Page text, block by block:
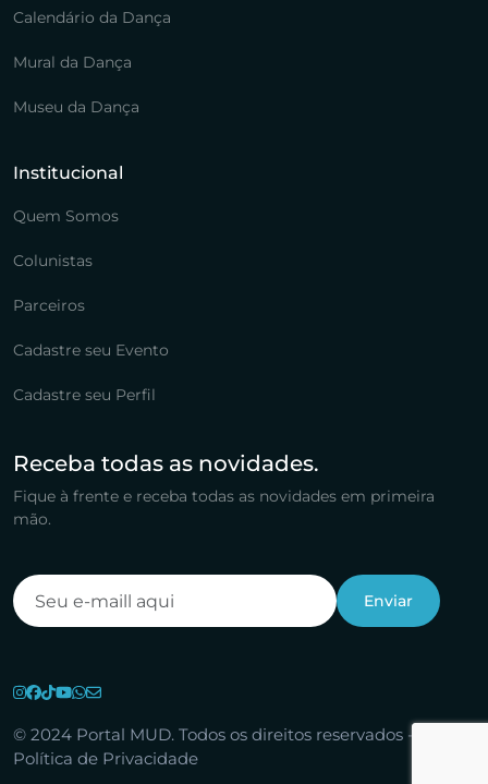
Calendário da Dança
Mural da Dança
Museu da Dança
Institucional
Quem Somos
Colunistas
Parceiros
Cadastre seu Evento
Cadastre seu Perfil
Receba todas as novidades.
Fique à frente e receba todas as novidades em primeira
mão.
© 2024 Portal MUD. Todos os direitos reservados -
Política de Privacidade